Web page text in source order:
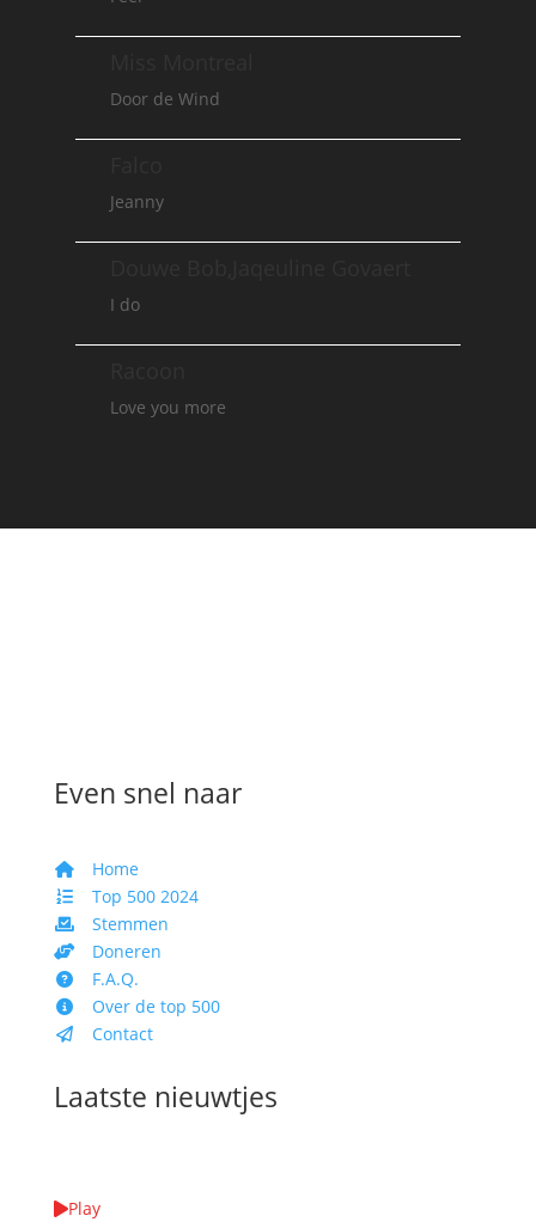
Door de Wind
Jeanny
I do
Love you more
Even snel naar
Home
Top 500 2024
Stemmen
Doneren
F.A.Q.
Over de top 500
Contact
Laatste nieuwtjes
Play